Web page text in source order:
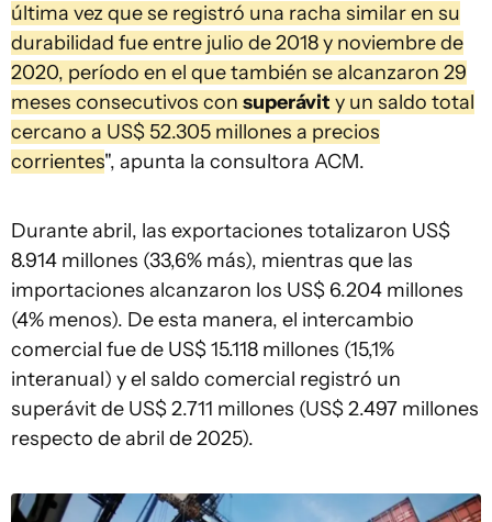
última vez que se registró una racha similar en su
durabilidad fue entre julio de 2018 y noviembre de
2020, período en el que también se alcanzaron 29
meses consecutivos con superávit y un saldo total
cercano a US$ 52.305 millones a precios
corrientes", apunta la consultora ACM.
Durante abril, las exportaciones totalizaron US$
8.914 millones (33,6% más), mientras que las
importaciones alcanzaron los US$ 6.204 millones
(4% menos). De esta manera, el intercambio
comercial fue de US$ 15.118 millones (15,1%
interanual) y el saldo comercial registró un
superávit de US$ 2.711 millones (US$ 2.497 millones
respecto de abril de 2025).